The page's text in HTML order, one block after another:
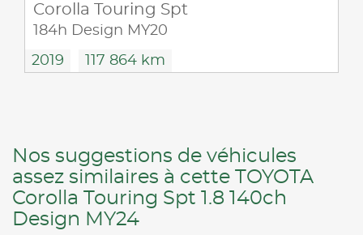
Corolla Touring Spt
184h Design MY20
2019 117 864 km
Nos suggestions de véhicules
assez similaires à cette TOYOTA
Corolla Touring Spt 1.8 140ch
Design MY24